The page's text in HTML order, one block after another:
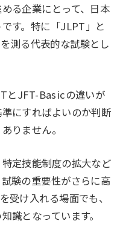
る企業にとって、日本
す。特に「JLPT」と
測る代表的な試験とし
とJFT-Basicの違いが
にすればよいのか判断
りません。
定技能制度の拡大など
験の重要性がさらに高
受け入れる場面でも、
識となっています。